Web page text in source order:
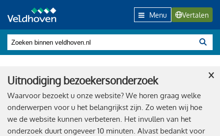
Menu Vertalen
Uitnodiging bezoekersonderzoek
Waarvoor bezoekt u onze website? We horen graag welke
onderwerpen voor u het belangrijkst zijn. Zo weten wij hoe
we de website kunnen verbeteren. Het invullen van het
onderzoek duurt ongeveer 10 minuten. Alvast bedankt voor
×